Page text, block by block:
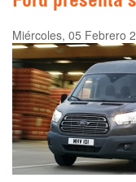
Miércoles, 05 Febrero